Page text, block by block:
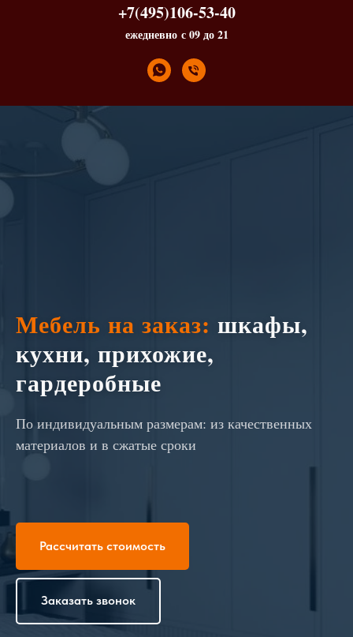
+7(495)106-53-40
ежедневно с 09 до 21
Мебель на заказ: шкафы,
кухни, прихожие,
гардеробные
По индивидуальным размерам: из качественных
материалов и в сжатые сроки
Рассчитать стоимость
Заказать звонок